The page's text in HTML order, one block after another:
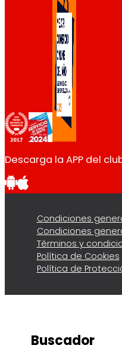
Descarga la APP del
Condiciones
Condiciones
Términos y
Política de Cookies
Política de
Buscador